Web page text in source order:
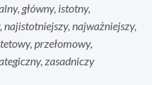
główny, istotny,
najważniejszy,
przełomowy,
zasadniczy